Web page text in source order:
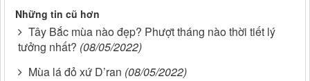
Những tin cũ hơn
Tây Bắc mùa nào đẹp? Phượt tháng nào thời tiết lý
tưởng nhất? (08/05/2022)
Mùa lá đỏ xứ D’ran (08/05/2022)